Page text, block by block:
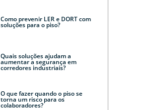
Como prevenir LER e DORT com
soluções para o piso?
Quais soluções ajudam a
aumentar a segurança em
corredores industriais?
O que fazer quando o piso se
torna um risco para os
colaboradores?